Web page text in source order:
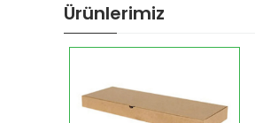
Ürünlerimiz